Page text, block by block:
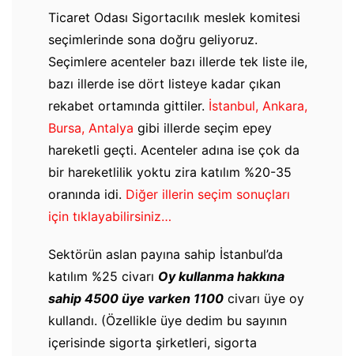
Ticaret Odası Sigortacılık meslek komitesi
seçimlerinde sona doğru geliyoruz.
Seçimlere acenteler bazı illerde tek liste ile,
bazı illerde ise dört listeye kadar çıkan
rekabet ortamında gittiler. İstanbul, Ankara,
Bursa, Antalya gibi illerde seçim epey
hareketli geçti. Acenteler adına ise çok da
bir hareketlilik yoktu zira katılım %20-35
oranında idi. Diğer illerin seçim sonuçları
için tıklayabilirsiniz…
Sektörün aslan payına sahip İstanbul’da
katılım %25 civarı Oy kullanma hakkına
sahip 4500 üye varken 1100 civarı üye oy
kullandı. (Özellikle üye dedim bu sayının
içerisinde sigorta şirketleri, sigorta